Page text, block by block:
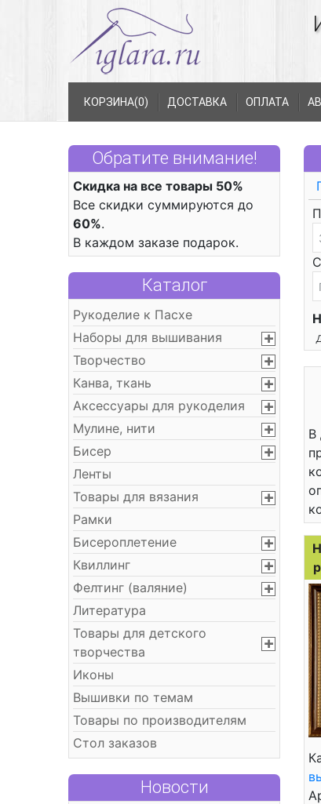
КОРЗИНА(0) ДОСТАВКА ОПЛАТА
Обратите внимание!
Скидка на все товары 50%
Все скидки суммируются до
60%.
В каждом заказе подарок.
Каталог
Рукоделие к Пасхе
Наборы для вышивания
Творчество
Канва, ткань
Аксессуары для рукоделия
Мулине, нити
Бисер
Ленты
Товары для вязания
Рамки
Бисероплетение
Квиллинг
Фелтинг (валяние)
Литература
Товары для детского
творчества
Иконы
Вышивки по темам
Товары по производителям
Стол заказов
Новости
В